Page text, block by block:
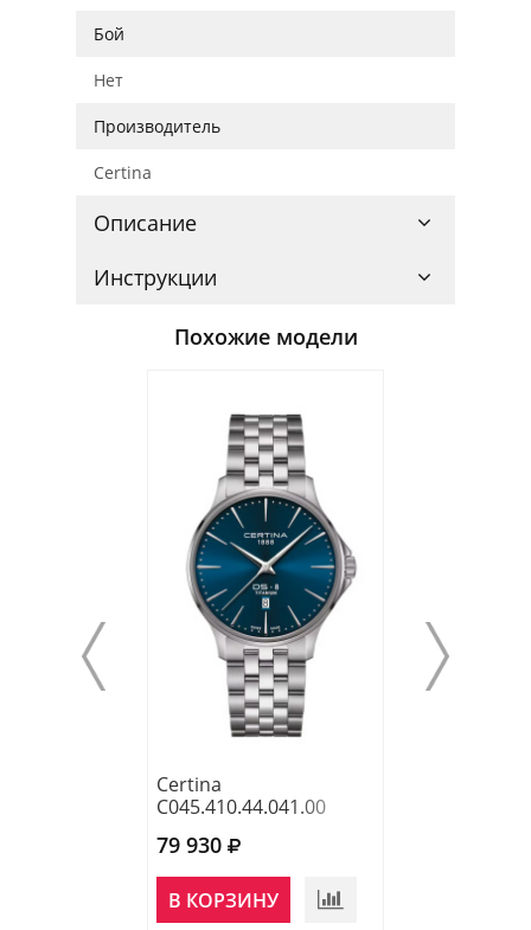
Бой
Нет
Производитель
Certina
Описание
Инструкции
Похожие модели
Certina
C045.410.44.041.00
79 930
В КОРЗИНУ